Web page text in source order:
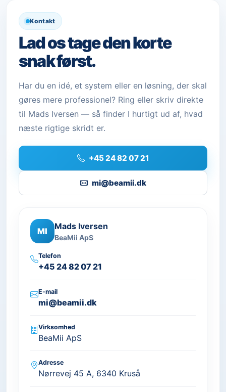
Kontakt
Lad os tage den korte
snak først.
Har du en idé, et system eller en løsning, der skal
gøres mere professionel? Ring eller skriv direkte
til Mads Iversen — så finder I hurtigt ud af, hvad
næste rigtige skridt er.
+45 24 82 07 21
mi@beamii.dk
MI
Mads Iversen
BeaMii ApS
Telefon
+45 24 82 07 21
E-mail
mi@beamii.dk
Virksomhed
BeaMii ApS
Adresse
Nørrevej 45 A, 6340 Kruså